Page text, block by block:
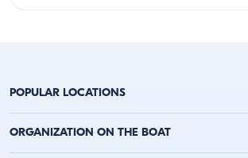
POPULAR LOCATIONS
Jachtverhuur Antalya
ORGANIZATION ON THE BOAT